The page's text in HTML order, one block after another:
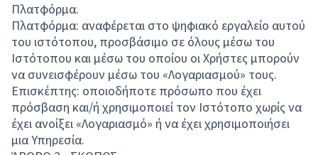
Πλατφόρμα.
Πλατφόρμα: αναφέρεται στο ψηφιακό εργαλείο αυτού
του ιστότοπου, προσβάσιμο σε όλους μέσω του
Ιστότοπου και μέσω του οποίου οι Χρήστες μπορούν
να συνεισφέρουν μέσω του «Λογαριασμού» τους.
Επισκέπτης: οποιοδήποτε πρόσωπο που έχει
πρόσβαση και/ή χρησιμοποιεί τον Ιστότοπο χωρίς να
έχει ανοίξει «Λογαριασμό» ή να έχει χρησιμοποιήσει
μια Υπηρεσία.